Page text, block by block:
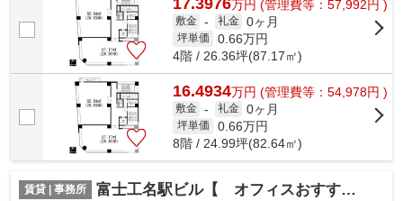
万円 (管理費等：57,992円 )
敷金 - 礼金 0ヶ月
坪単価 0.66万円
4階 / 26.36坪(87.17㎡)
16.4934万円 (管理費等：54,978円 )
敷金 - 礼金 0ヶ月
坪単価 0.66万円
8階 / 24.99坪(82.64㎡)
賃貸 | 事務所 富士工名駅ビル【 オフィスおすすめ 】